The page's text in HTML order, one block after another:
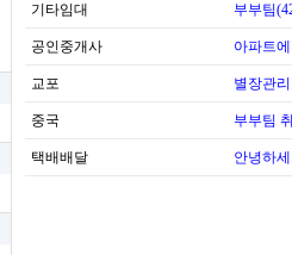
기타임대 부부팀
공인중개사 아파트
교포 별장관
중국 부부팀
택배배달 안녕하